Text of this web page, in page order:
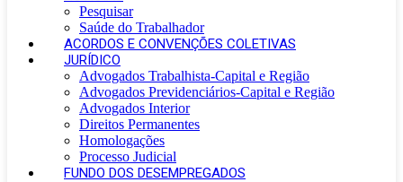
Pesquisar
Saúde do Trabalhador
ACORDOS E CONVENÇÕES COLETIVAS
JURÍDICO
Advogados Trabalhista-Capital e Região
Advogados Previdenciários-Capital e Região
Advogados Interior
Direitos Permanentes
Homologações
Processo Judicial
FUNDO DOS DESEMPREGADOS